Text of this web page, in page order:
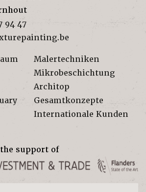
94 47
Malertechniken
Mikrobeschichtung
Architop
Gesamtkonzepte
Internationale Kunden
support of